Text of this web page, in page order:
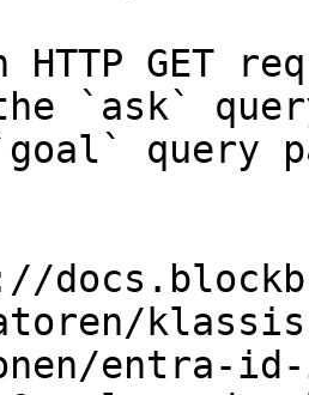
HTTP GET
`ask`
query
entra-id-